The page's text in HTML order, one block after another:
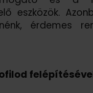
eszközök.
érdemes